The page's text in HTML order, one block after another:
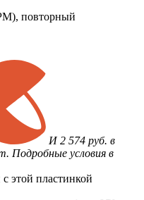
повторный
И 2 574 руб. в
Подробные условия в
этой пластинкой